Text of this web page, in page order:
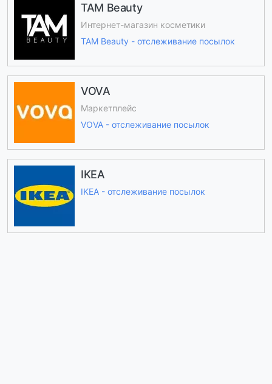
TAM Beauty
Интернет-магазин косметики
TAM Beauty - отслеживание посылок
VOVA
Маркетплейс
VOVA - отслеживание посылок
IKEA
IKEA - отслеживание посылок